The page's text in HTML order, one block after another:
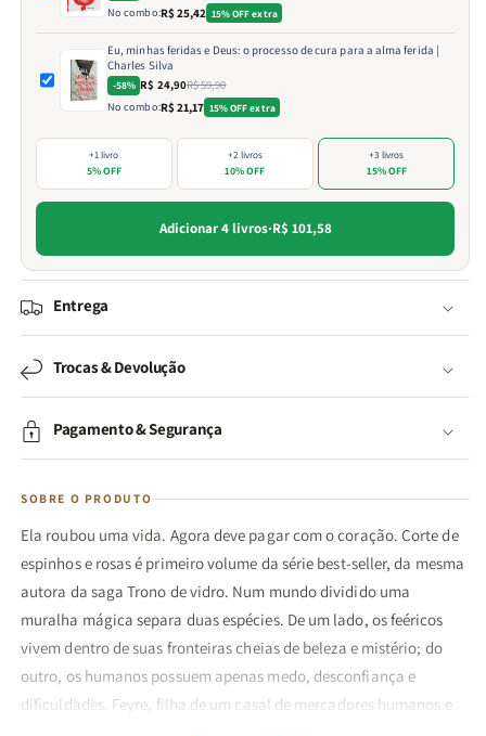
No combo:R$ 25,42 15% OFF extra
Eu, minhas feridas e Deus: o processo de cura para a alma ferida |
Charles Silva
-58% R$ 24,90R$ 59,90
No combo:R$ 21,17 15% OFF extra
+1 livro
5% OFF
+2 livros
10% OFF
+3 livros
15% OFF
Adicionar 4 livros·R$ 101,58
Entrega
Trocas & Devolução
Pagamento & Segurança
SOBRE O PRODUTO
Ela roubou uma vida. Agora deve pagar com o coração. Corte de
espinhos e rosas é primeiro volume da série best-seller, da mesma
autora da saga Trono de vidro. Num mundo dividido uma
muralha mágica separa duas espécies. De um lado, os feéricos
vivem dentro de suas fronteiras cheias de beleza e mistério; do
outro, os humanos possuem apenas medo, desconfiança e
dificuldades. Feyre, filha de um casal de mercadores humanos e